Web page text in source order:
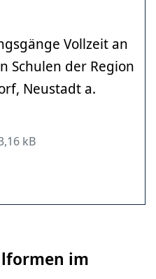
Vollzeit an
Schulen der Region
Neustadt a.
kB
im